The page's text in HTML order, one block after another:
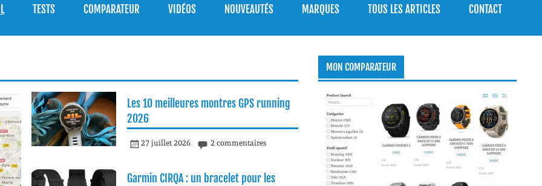
TESTS COMPARATEUR VIDÉOS NOUVEAUTÉS MARQUES TOUS LES ARTICLES CONTACT
Les 10 meilleures montres GPS running
2026
27 juillet 2026 2 commentaires
Garmin CIRQA : un bracelet pour les
MON COMPARATEUR